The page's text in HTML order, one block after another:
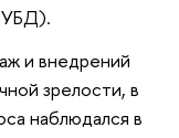
и внедрений
зрелости, в
наблюдался в